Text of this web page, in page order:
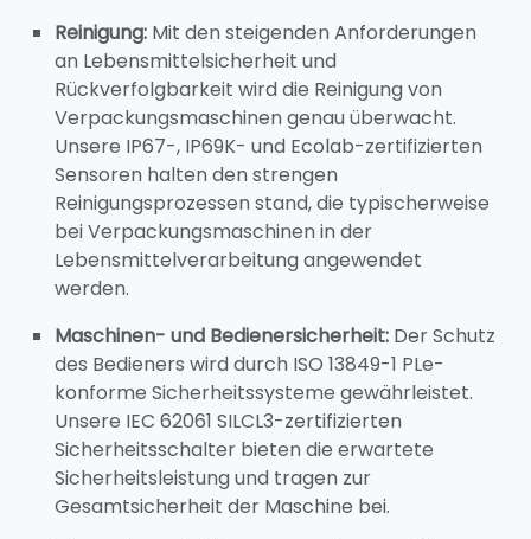
Reinigung: Mit den steigenden Anforderungen
an Lebensmittelsicherheit und
Rückverfolgbarkeit wird die Reinigung von
Verpackungsmaschinen genau überwacht.
Unsere IP67-, IP69K- und Ecolab-zertifizierten
Sensoren halten den strengen
Reinigungsprozessen stand, die typischerweise
bei Verpackungsmaschinen in der
Lebensmittelverarbeitung angewendet
werden.
Maschinen- und Bedienersicherheit: Der Schutz
des Bedieners wird durch ISO 13849-1 PLe-
konforme Sicherheitssysteme gewährleistet.
Unsere IEC 62061 SILCL3-zertifizierten
Sicherheitsschalter bieten die erwartete
Sicherheitsleistung und tragen zur
Gesamtsicherheit der Maschine bei.